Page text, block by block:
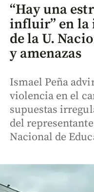
“Hay una
influir” en
de la U.
y amenazas
Ismael Peña
violencia en el
supuestas
del
Nacional de